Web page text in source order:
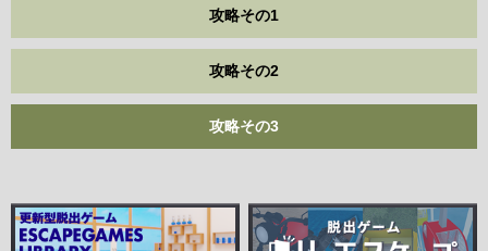
攻略その1
攻略その2
攻略その3